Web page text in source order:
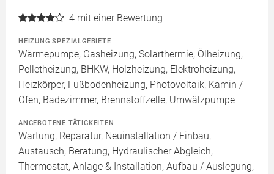
4 mit einer Bewertung
HEIZUNG SPEZIALGEBIETE
Wärmepumpe, Gasheizung, Solarthermie, Ölheizung,
Pelletheizung, BHKW, Holzheizung, Elektroheizung,
Heizkörper, Fußbodenheizung, Photovoltaik, Kamin /
Ofen, Badezimmer, Brennstoffzelle, Umwälzpumpe
ANGEBOTENE TÄTIGKEITEN
Wartung, Reparatur, Neuinstallation / Einbau,
Austausch, Beratung, Hydraulischer Abgleich,
Thermostat, Anlage & Installation, Aufbau / Auslegung,